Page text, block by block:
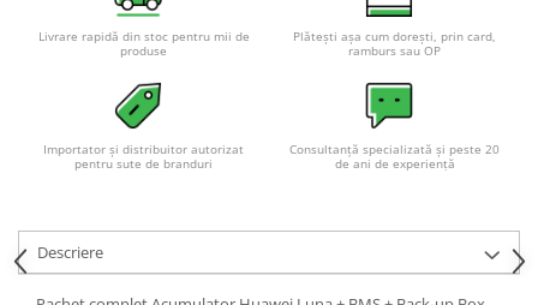
Statii de incarcare
Cabluri de incarcare vehicule
Prize de incarcare vehicule
electrice
Acumulatori VRLA AGM/GEL /
Tractiune / LiFePo4
Livrare rapidă din stoc pentru mii de
produse
Plătești așa cum dorești, prin card,
ramburs sau OP
Importator și distribuitor autorizat
pentru sute de branduri
Consultanță specializată și peste 20
de ani de experiență
Descriere